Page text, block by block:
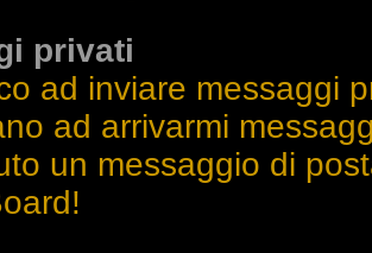
privati
ad inviare messaggi
ad arrivarmi
un messaggio di